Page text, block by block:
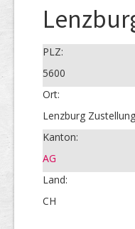
PLZ:
5600
Ort:
Lenzburg Zustellung
Kanton:
AG
Land:
CH